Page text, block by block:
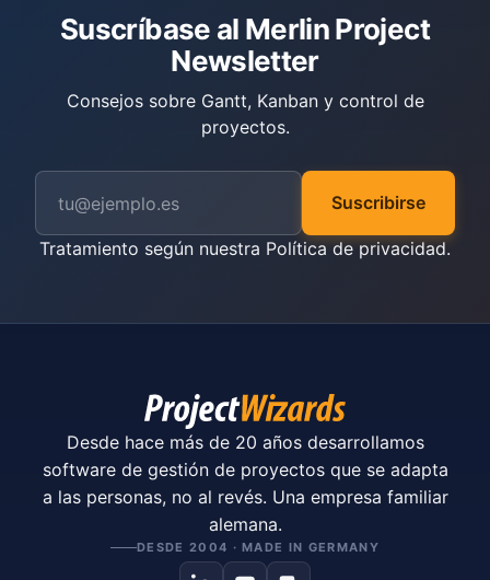
Suscríbase al Merlin Project
Newsletter
Consejos sobre Gantt, Kanban y control de
proyectos.
Suscribirse
Tratamiento según nuestra Política de privacidad.
Desde hace más de 20 años desarrollamos
software de gestión de proyectos que se adapta
a las personas, no al revés. Una empresa familiar
alemana.
DESDE 2004 · MADE IN GERMANY